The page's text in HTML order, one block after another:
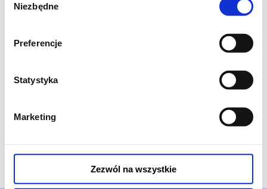
zgody
Niezbędne
Preferencje
Statystyka
Marketing
Zezwól na wszystkie